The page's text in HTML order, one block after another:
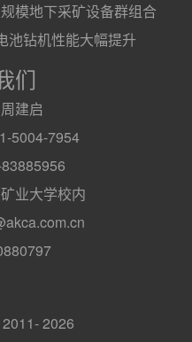
模地下采矿设备群组合
池钻机性能大幅提升
们
建启
5004-7954
业大学校内
2026